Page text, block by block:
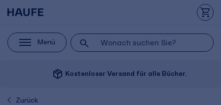
Menü
package_2 Kostenloser Versand für alle Bücher.
Zurück